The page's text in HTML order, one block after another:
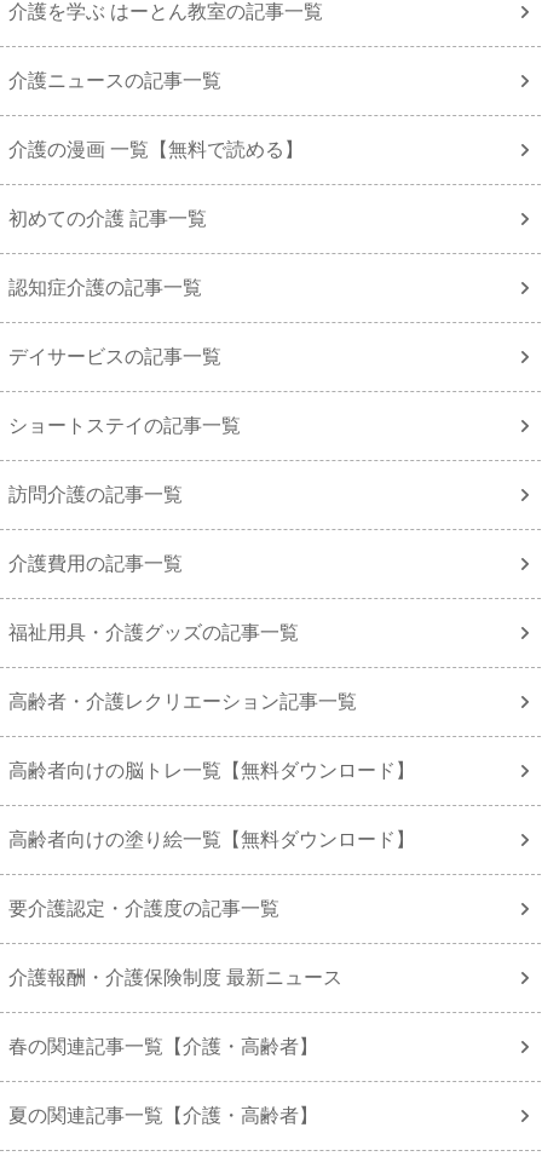
介護を学ぶ はーとん教室の記事一覧
介護ニュースの記事一覧
介護の漫画 一覧【無料で読める】
初めての介護 記事一覧
認知症介護の記事一覧
デイサービスの記事一覧
ショートステイの記事一覧
訪問介護の記事一覧
介護費用の記事一覧
福祉用具・介護グッズの記事一覧
高齢者・介護レクリエーション記事一覧
高齢者向けの脳トレ一覧【無料ダウンロード】
高齢者向けの塗り絵一覧【無料ダウンロード】
要介護認定・介護度の記事一覧
介護報酬・介護保険制度 最新ニュース
春の関連記事一覧【介護・高齢者】
夏の関連記事一覧【介護・高齢者】